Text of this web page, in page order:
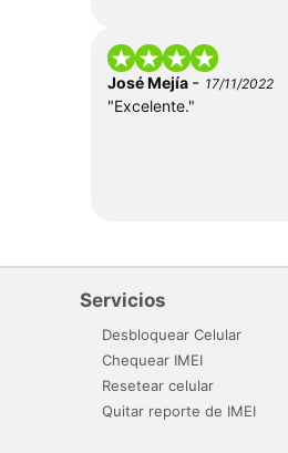
José Mejía - 17/11/2022
"Excelente."
Servicios
Desbloquear Celular
Chequear IMEI
Resetear celular
Quitar reporte de IMEI